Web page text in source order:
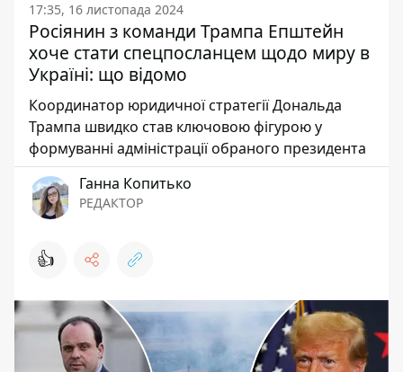
17:35, 16 листопада 2024
Росіянин з команди Трампа Епштейн
хоче стати спецпосланцем щодо миру в
Україні: що відомо
Координатор юридичної стратегії Дональда
Трампа швидко став ключовою фігурою у
формуванні адміністрації обраного президента
Ганна Копитько
РЕДАКТОР
👍